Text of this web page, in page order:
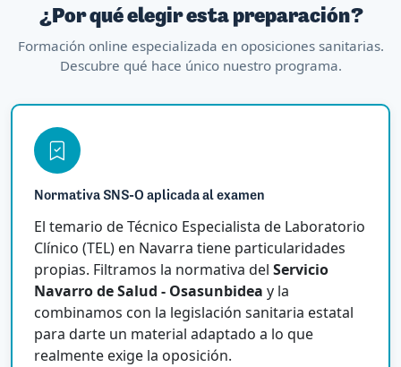
¿Por qué elegir esta preparación?
Formación online especializada en oposiciones sanitarias.
Descubre qué hace único nuestro programa.
Normativa SNS-O aplicada al examen
El temario de Técnico Especialista de Laboratorio
Clínico (TEL) en Navarra tiene particularidades
propias. Filtramos la normativa del Servicio
Navarro de Salud - Osasunbidea y la
combinamos con la legislación sanitaria estatal
para darte un material adaptado a lo que
realmente exige la oposición.